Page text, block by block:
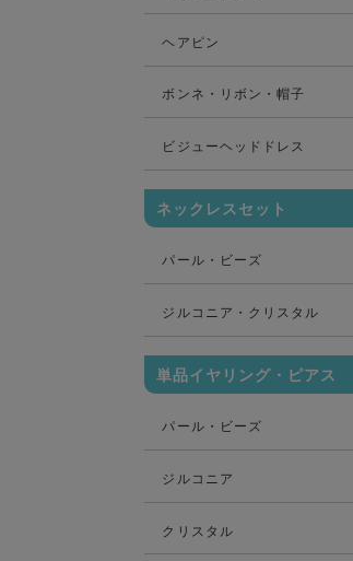
ヘアピン
ボンネ・リボン・帽子
ビジューヘッドドレス
ネックレスセット
パール・ビーズ
ジルコニア・クリスタル
単品イヤリング・ピアス
パール・ビーズ
ジルコニア
クリスタル